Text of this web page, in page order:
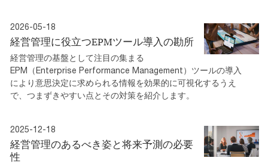
2026-05-18
経営管理に役立つEPMツール導入の勘所
経営管理の基盤として注目の集まる
EPM（Enterprise Performance Management）ツールの導入
により意思決定に求められる情報を効果的に可視化するうえ
で、つまずきやすい点とその対策を紹介します。
2025-12-18
経営管理のあるべき姿と将来予測の必要
性